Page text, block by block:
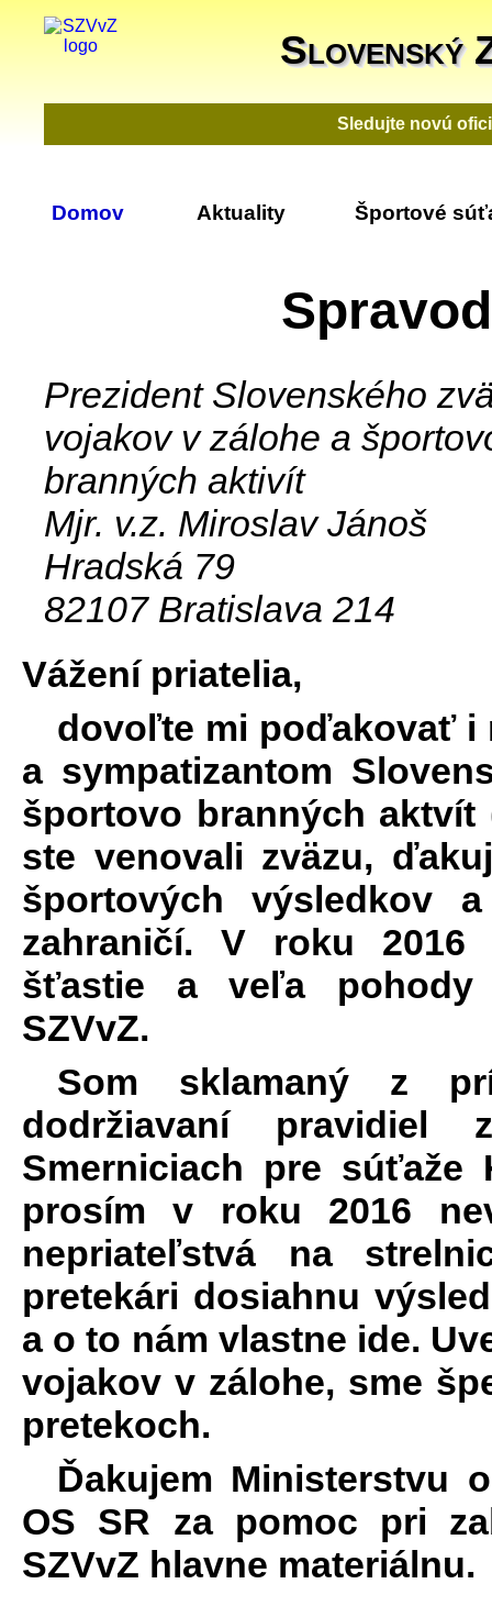
Slovenský
Sledujte novú
Domov Aktuality Športové
Prezident Slovenského
vojakov v zálohe a
branných aktivít
Mjr. v.z. Miroslav Jánoš
Hradská 79
82107 Bratislava 214
Vážení priatelia,
dovoľte mi poďakovať i
a sympatizantom
športovo branných aktvít
ste venovali zväzu,
športových výsledkov
zahraničí. V roku 2016
šťastie a veľa pohody
SZVvZ.
Som sklamaný z
dodržiavaní pravidiel
Smerniciach pre súťaže
prosím v roku 2016
nepriateľstvá na
pretekári dosiahnu
a o to nám vlastne ide.
vojakov v zálohe, sme
pretekoch.
Ďakujem Ministerstvu
OS SR za pomoc pri
SZVvZ hlavne materiálnu.